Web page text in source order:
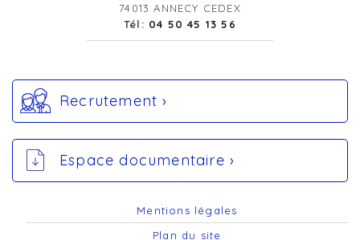
74013 ANNECY CEDEX
Tél: 04 50 45 13 56
Recrutement ›
Espace documentaire ›
Mentions légales
Plan du site